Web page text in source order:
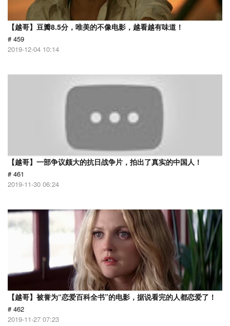
【越哥】豆瓣8.5分，唯美的不像电影，越看越有味道！
# 459
2019-12-04 10:14
【越哥】一部争议颇大的抗日战争片，拍出了真实的中国人！
# 461
2019-11-30 06:24
【越哥】被誉为“恋爱百科全书”的电影，据说看完的人都恋爱了！
# 462
2019-11-27 07:23